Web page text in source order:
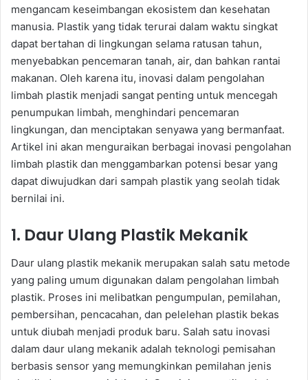
mengancam keseimbangan ekosistem dan kesehatan
manusia. Plastik yang tidak terurai dalam waktu singkat
dapat bertahan di lingkungan selama ratusan tahun,
menyebabkan pencemaran tanah, air, dan bahkan rantai
makanan. Oleh karena itu, inovasi dalam pengolahan
limbah plastik menjadi sangat penting untuk mencegah
penumpukan limbah, menghindari pencemaran
lingkungan, dan menciptakan senyawa yang bermanfaat.
Artikel ini akan menguraikan berbagai inovasi pengolahan
limbah plastik dan menggambarkan potensi besar yang
dapat diwujudkan dari sampah plastik yang seolah tidak
bernilai ini.
1. Daur Ulang Plastik Mekanik
Daur ulang plastik mekanik merupakan salah satu metode
yang paling umum digunakan dalam pengolahan limbah
plastik. Proses ini melibatkan pengumpulan, pemilahan,
pembersihan, pencacahan, dan pelelehan plastik bekas
untuk diubah menjadi produk baru. Salah satu inovasi
dalam daur ulang mekanik adalah teknologi pemisahan
berbasis sensor yang memungkinkan pemilahan jenis